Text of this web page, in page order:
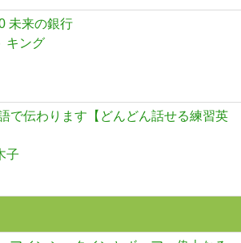
未来の銀行
キング
で伝わります【どんどん話せる練習英
子